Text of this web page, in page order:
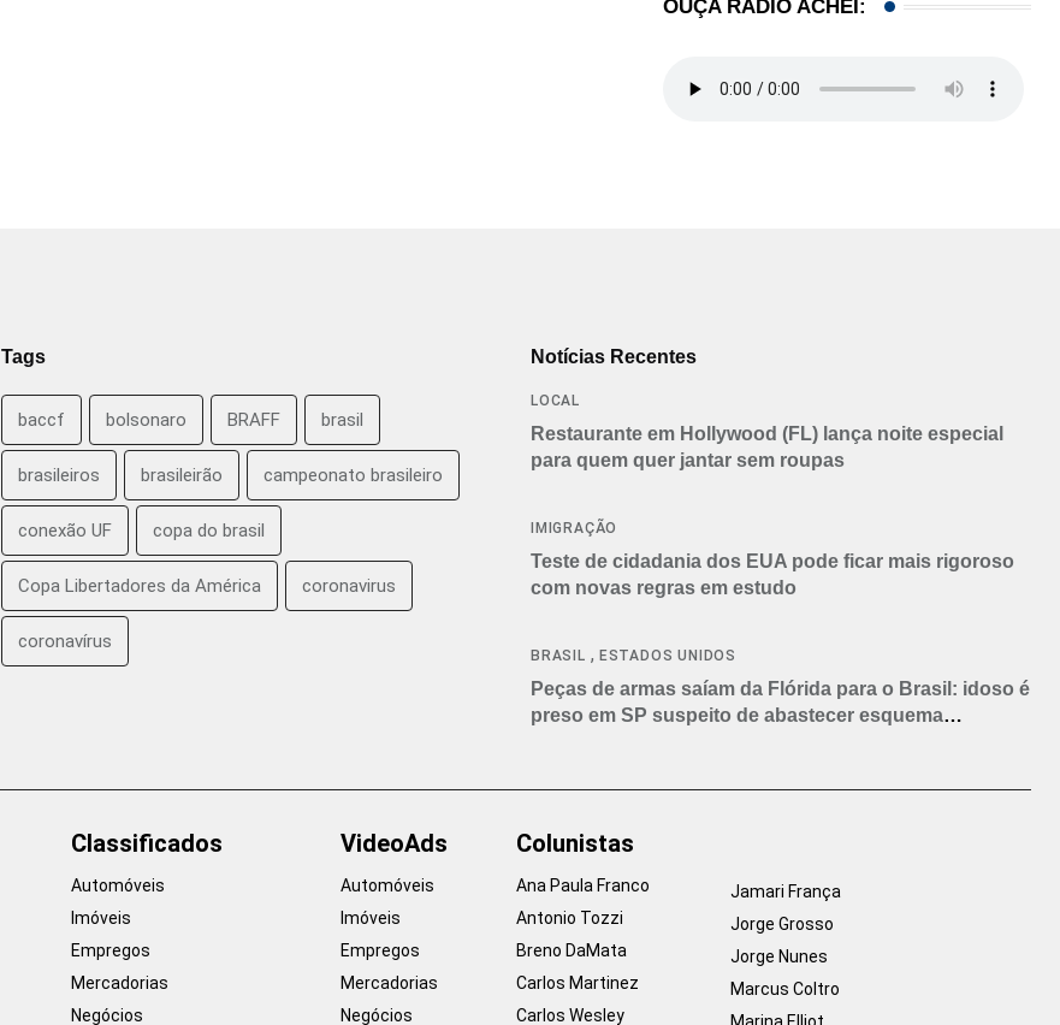
OUÇA RÁDIO ACHEI:
Tags
baccf bolsonaro BRAFF brasil
brasileiros brasileirão campeonato brasileiro
conexão UF copa do brasil
Copa Libertadores da América coronavirus
coronavírus
Notícias Recentes
LOCAL
Restaurante em Hollywood (FL) lança noite especial
para quem quer jantar sem roupas
IMIGRAÇÃO
Teste de cidadania dos EUA pode ficar mais rigoroso
com novas regras em estudo
BRASIL , ESTADOS UNIDOS
Peças de armas saíam da Flórida para o Brasil: idoso é
preso em SP suspeito de abastecer esquema
Classificados
Automóveis
Imóveis
Empregos
Mercadorias
Negócios
VideoAds
Automóveis
Imóveis
Empregos
Mercadorias
Negócios
Colunistas
Ana Paula Franco
Antonio Tozzi
Breno DaMata
Carlos Martinez
Carlos Wesley
Jamari França
Jorge Grosso
Jorge Nunes
Marcus Coltro